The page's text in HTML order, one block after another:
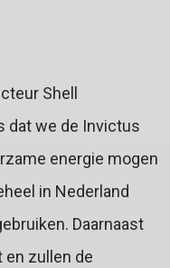
Shell
dat we de Invictus
energie mogen
in Nederland
Daarnaast
zullen de